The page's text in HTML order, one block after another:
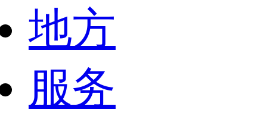
地方
服务